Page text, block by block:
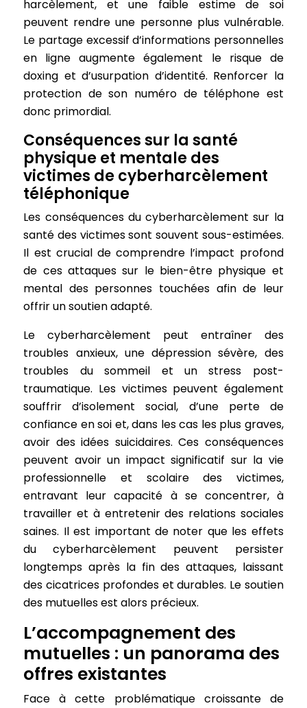
harcèlement, et une faible estime de soi
peuvent rendre une personne plus vulnérable.
Le partage excessif d’informations personnelles
en ligne augmente également le risque de
doxing et d’usurpation d’identité. Renforcer la
protection de son numéro de téléphone est
donc primordial.
Conséquences sur la santé
physique et mentale des
victimes de cyberharcèlement
téléphonique
Les conséquences du cyberharcèlement sur la
santé des victimes sont souvent sous-estimées.
Il est crucial de comprendre l’impact profond
de ces attaques sur le bien-être physique et
mental des personnes touchées afin de leur
offrir un soutien adapté.
Le cyberharcèlement peut entraîner des
troubles anxieux, une dépression sévère, des
troubles du sommeil et un stress post-
traumatique. Les victimes peuvent également
souffrir d’isolement social, d’une perte de
confiance en soi et, dans les cas les plus graves,
avoir des idées suicidaires. Ces conséquences
peuvent avoir un impact significatif sur la vie
professionnelle et scolaire des victimes,
entravant leur capacité à se concentrer, à
travailler et à entretenir des relations sociales
saines. Il est important de noter que les effets
du cyberharcèlement peuvent persister
longtemps après la fin des attaques, laissant
des cicatrices profondes et durables. Le soutien
des mutuelles est alors précieux.
L’accompagnement des
mutuelles : un panorama des
offres existantes
Face à cette problématique croissante de